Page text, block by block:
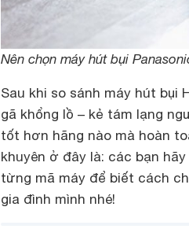
Nên chọn máy hút bụi
Sau khi so sánh máy hút bụi
gã khổng lồ – kẻ tám lạng
tốt hơn hãng nào mà hoàn
khuyên ở đây là: các bạn
từng mã máy để biết cách
gia đình mình nhé!